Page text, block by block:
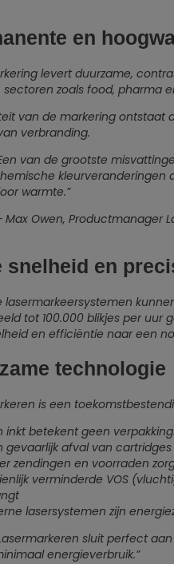
en
levert duurzame,
sectoren zoals food, pharma
van de markering ontstaat
verbranding.
van de grootste
kleurveranderingen
warmte.”
Max Owen, Productmanager
snelheid en
lasermarkeersystemen
tot 100.000 blikjes per uur
en efficiëntie naar een
technologie
is een
inkt betekent geen
gevaarlijk afval van
zendingen en voorraden
verminderde VOS
lasersystemen zijn
sluit perfect
energieverbruik.”